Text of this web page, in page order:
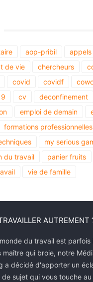
aop-pribil
de vie
chercheurs
covid covidf
cv deconfinement
emploi de demain
formations professionnelles
my serious
du travail
panier fruits
vie de famille
AUTREMENT
du travail est parfois
maître qui broie, notre
a décidé d'apporter un
de sujet qui vous touche